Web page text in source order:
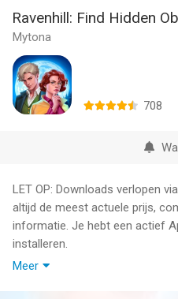
Ravenhill: Find Hidden
Mytona
708
LET OP: Downloads verlopen
altijd de meest actuele prijs,
informatie. Je hebt een actief
installeren.
Meer